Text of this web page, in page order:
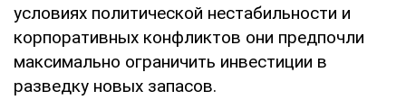
условиях политической нестабильности и
корпоративных конфликтов они предпочли
максимально ограничить инвестиции в
разведку новых запасов.